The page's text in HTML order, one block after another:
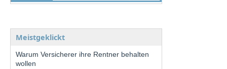
Meistgeklickt
Warum Versicherer ihre Rentner behalten
wollen